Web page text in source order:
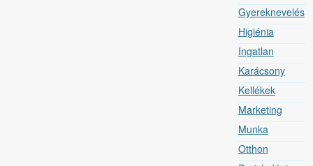
Gyereknevelés
Higiénia
Ingatlan
Karácsony
Kellékek
Marketing
Munka
Otthon